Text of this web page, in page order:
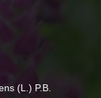
(L.) P.B.